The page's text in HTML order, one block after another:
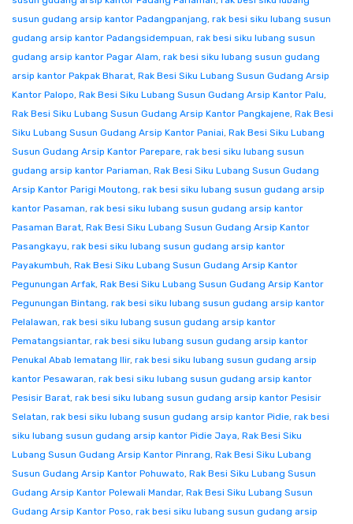
susun gudang arsip kantor Padangpanjang, rak besi siku lubang susun
gudang arsip kantor Padangsidempuan, rak besi siku lubang susun
gudang arsip kantor Pagar Alam, rak besi siku lubang susun gudang
arsip kantor Pakpak Bharat, Rak Besi Siku Lubang Susun Gudang Arsip
Kantor Palopo, Rak Besi Siku Lubang Susun Gudang Arsip Kantor Palu,
Rak Besi Siku Lubang Susun Gudang Arsip Kantor Pangkajene, Rak Besi
Siku Lubang Susun Gudang Arsip Kantor Paniai, Rak Besi Siku Lubang
Susun Gudang Arsip Kantor Parepare, rak besi siku lubang susun
gudang arsip kantor Pariaman, Rak Besi Siku Lubang Susun Gudang
Arsip Kantor Parigi Moutong, rak besi siku lubang susun gudang arsip
kantor Pasaman, rak besi siku lubang susun gudang arsip kantor
Pasaman Barat, Rak Besi Siku Lubang Susun Gudang Arsip Kantor
Pasangkayu, rak besi siku lubang susun gudang arsip kantor
Payakumbuh, Rak Besi Siku Lubang Susun Gudang Arsip Kantor
Pegunungan Arfak, Rak Besi Siku Lubang Susun Gudang Arsip Kantor
Pegunungan Bintang, rak besi siku lubang susun gudang arsip kantor
Pelalawan, rak besi siku lubang susun gudang arsip kantor
Pematangsiantar, rak besi siku lubang susun gudang arsip kantor
Penukal Abab lematang Ilir, rak besi siku lubang susun gudang arsip
kantor Pesawaran, rak besi siku lubang susun gudang arsip kantor
Pesisir Barat, rak besi siku lubang susun gudang arsip kantor Pesisir
Selatan, rak besi siku lubang susun gudang arsip kantor Pidie, rak besi
siku lubang susun gudang arsip kantor Pidie Jaya, Rak Besi Siku
Lubang Susun Gudang Arsip Kantor Pinrang, Rak Besi Siku Lubang
Susun Gudang Arsip Kantor Pohuwato, Rak Besi Siku Lubang Susun
Gudang Arsip Kantor Polewali Mandar, Rak Besi Siku Lubang Susun
Gudang Arsip Kantor Poso, rak besi siku lubang susun gudang arsip